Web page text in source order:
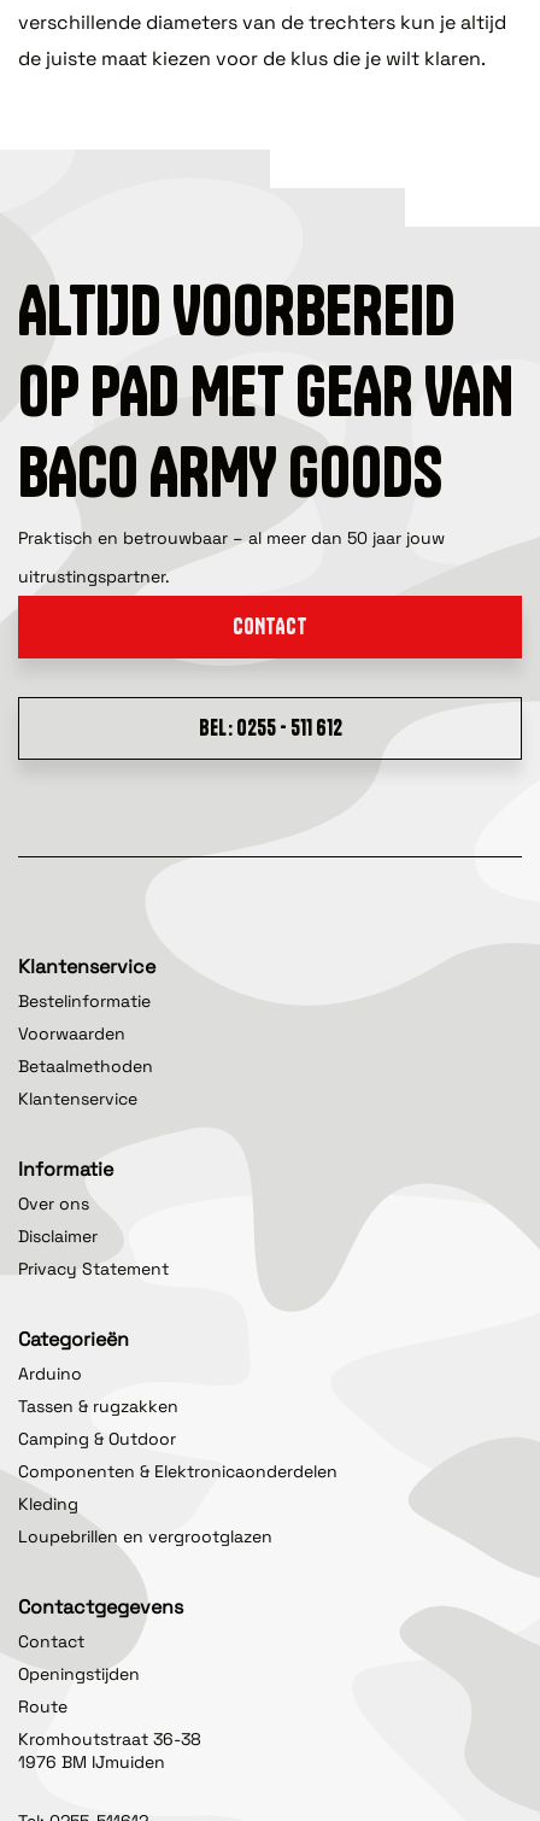
verschillende diameters van de trechters kun je altijd
de juiste maat kiezen voor de klus die je wilt klaren.
ALTIJD VOORBEREID
OP PAD MET GEAR VAN
BACO ARMY GOODS
Praktisch en betrouwbaar – al meer dan 50 jaar jouw
uitrustingspartner.
CONTACT
BEL: 0255 - 511 612
Klantenservice
Bestelinformatie
Voorwaarden
Betaalmethoden
Klantenservice
Informatie
Over ons
Disclaimer
Privacy Statement
Categorieën
Arduino
Tassen & rugzakken
Camping & Outdoor
Componenten & Elektronicaonderdelen
Kleding
Loupebrillen en vergrootglazen
Contactgegevens
Contact
Openingstijden
Route
Kromhoutstraat 36-38
1976 BM IJmuiden